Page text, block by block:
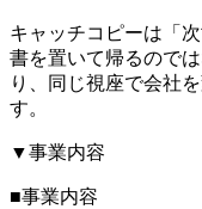
キャッチコピーは「
書を置いて帰るので
り、同じ視座で会社
す。
▼事業内容
■事業内容